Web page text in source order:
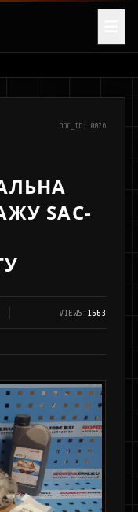
DOC_ID: 0076
SAC-
VIEWS: 1663